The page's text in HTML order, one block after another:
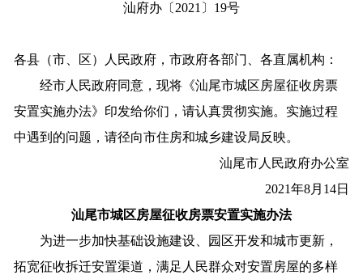
汕府办〔2021〕19号
各县（市、区）人民政府，市政府各部门、各直属机构：
经市人民政府同意，现将《汕尾市城区房屋征收房票
安置实施办法》印发给你们，请认真贯彻实施。实施过程
中遇到的问题，请径向市住房和城乡建设局反映。
汕尾市人民政府办公室
2021年8月14日
汕尾市城区房屋征收房票安置实施办法
为进一步加快基础设施建设、园区开发和城市更新，
拓宽征收拆迁安置渠道，满足人民群众对安置房屋的多样